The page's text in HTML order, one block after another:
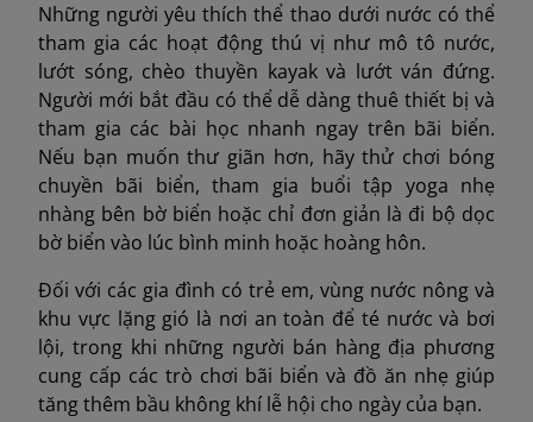
Những người yêu thích thể thao dưới nước có thể
tham gia các hoạt động thú vị như mô tô nước,
lướt sóng, chèo thuyền kayak và lướt ván đứng.
Người mới bắt đầu có thể dễ dàng thuê thiết bị và
tham gia các bài học nhanh ngay trên bãi biển.
Nếu bạn muốn thư giãn hơn, hãy thử chơi bóng
chuyền bãi biển, tham gia buổi tập yoga nhẹ
nhàng bên bờ biển hoặc chỉ đơn giản là đi bộ dọc
bờ biển vào lúc bình minh hoặc hoàng hôn.
Đối với các gia đình có trẻ em, vùng nước nông và
khu vực lặng gió là nơi an toàn để té nước và bơi
lội, trong khi những người bán hàng địa phương
cung cấp các trò chơi bãi biển và đồ ăn nhẹ giúp
tăng thêm bầu không khí lễ hội cho ngày của bạn.